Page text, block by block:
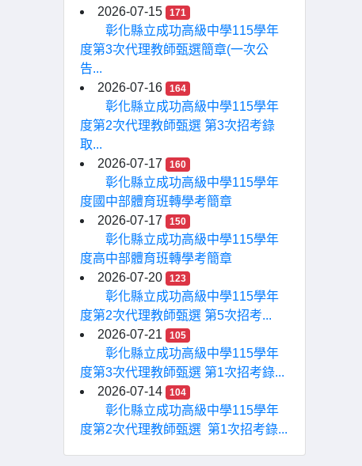
2026-07-15
171
彰化縣立成功高級中學115學年
度第3次代理教師甄選簡章(一次公
告...
2026-07-16
164
彰化縣立成功高級中學115學年
度第2次代理教師甄選 第3次招考錄
取...
2026-07-17
160
彰化縣立成功高級中學115學年
度國中部體育班轉學考簡章
2026-07-17
150
彰化縣立成功高級中學115學年
度高中部體育班轉學考簡章
2026-07-20
123
彰化縣立成功高級中學115學年
度第2次代理教師甄選 第5次招考...
2026-07-21
105
彰化縣立成功高級中學115學年
度第3次代理教師甄選 第1次招考錄...
2026-07-14
104
彰化縣立成功高級中學115學年
度第2次代理教師甄選 第1次招考錄...